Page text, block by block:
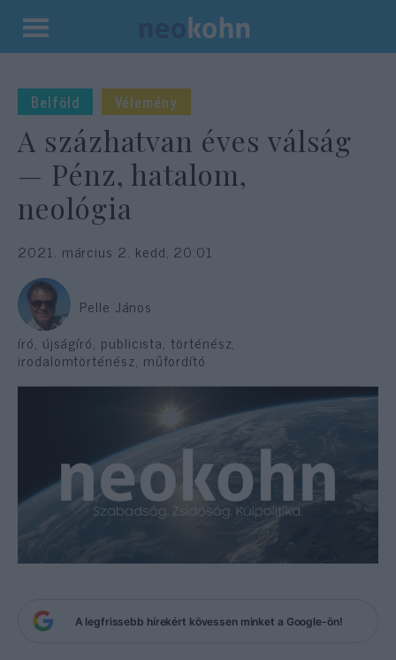
Kilépés
tartalomba
Belföld Vélemény
A százhatvan éves válság
— Pénz, hatalom,
neológia
2021. március 2. kedd, 20:01
Pelle János
író, újságíró, publicista, történész,
irodalomtörténész, műfordító
A legfrissebb hírekért kövessen minket a Google-ön!